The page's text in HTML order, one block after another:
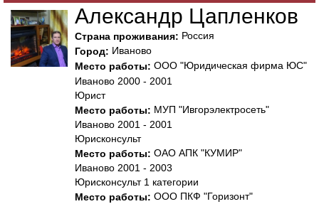
Александр Цапленков
Страна проживания: Россия
Город: Иваново
Место работы: ООО "Юридическая фирма ЮС"
Иваново 2000 - 2001
Юрист
Место работы: МУП "Ивгорэлектросеть"
Иваново 2001 - 2001
Юрисконсульт
Место работы: ОАО АПК "КУМИР"
Иваново 2001 - 2003
Юрисконсульт 1 категории
Место работы: ООО ПКФ "Горизонт"